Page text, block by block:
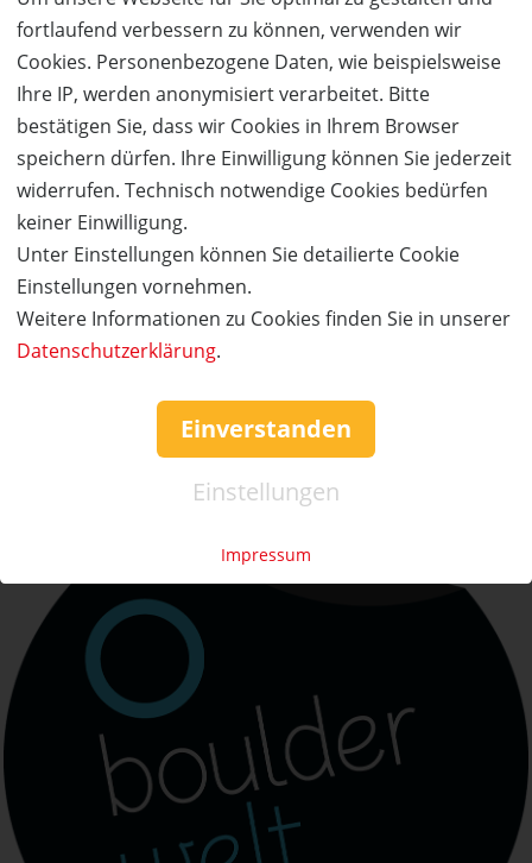
fortlaufend verbessern zu können, verwenden wir
Cookies. Personenbezogene Daten, wie beispielsweise
Ihre IP, werden anonymisiert verarbeitet. Bitte
bestätigen Sie, dass wir Cookies in Ihrem Browser
speichern dürfen. Ihre Einwilligung können Sie jederzeit
widerrufen. Technisch notwendige Cookies bedürfen
keiner Einwilligung.
Unter Einstellungen können Sie detailierte Cookie
Einstellungen vornehmen.
Weitere Informationen zu Cookies finden Sie in unserer
Datenschutzerklärung.
Einverstanden
Einstellungen
Impressum
Bei uns findest Du Boulder in allen
Schwierigkeitsstufen, einen separaten
Trainingsbereich, ein umfangreiches Kurs- und
Eventprogramm und ein gemütliches Café zum
Entspannen und Energie tanken. Für Kinder und
Familien haben wir einen separaten Kinderbereich, in
dem die Kleinen nach Lust und Laune klettern können.
Im Mixedbereich teilen sich ambitionierte Kinder ab 6
Jahren und Erwachsene weitere Wände mit extra-
geschraubten Kinderbouldern.
Details zum Anbieter